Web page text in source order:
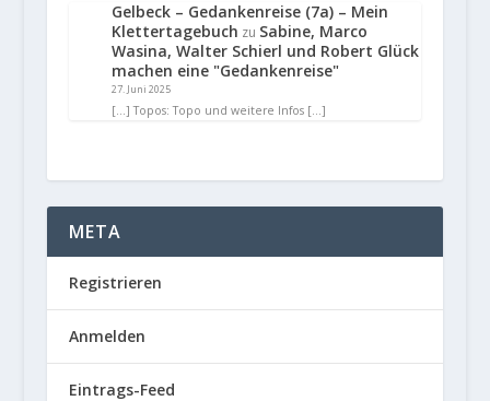
Gelbeck – Gedankenreise (7a) – Mein
Klettertagebuch zu Sabine, Marco
Wasina, Walter Schierl und Robert Glück
machen eine "Gedankenreise"
27. Juni 2025
[…] Topos: Topo und weitere Infos […]
META
Registrieren
Anmelden
Eintrags-Feed